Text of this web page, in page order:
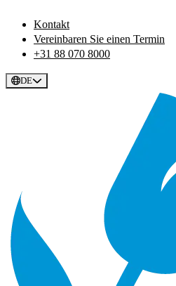
Kontakt
Vereinbaren Sie einen Termin
+31 88 070 8000
DE